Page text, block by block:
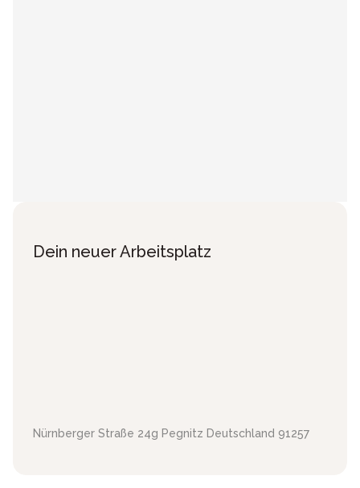
Dein neuer Arbeitsplatz
Nürnberger Straße 24g Pegnitz Deutschland 91257